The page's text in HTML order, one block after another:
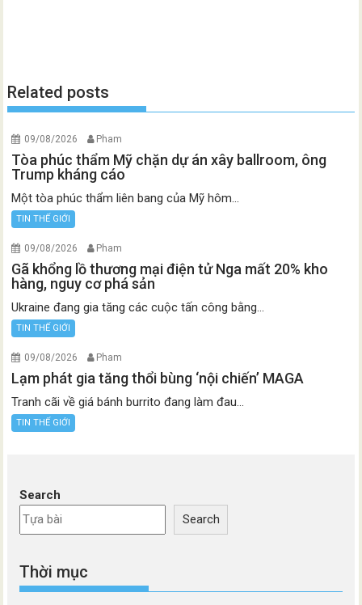
Related posts
09/08/2026 Pham
Tòa phúc thẩm Mỹ chặn dự án xây ballroom, ông
Trump kháng cáo
Một tòa phúc thẩm liên bang của Mỹ hôm...
TIN THẾ GIỚI
09/08/2026 Pham
Gã khổng lồ thương mại điện tử Nga mất 20% kho
hàng, nguy cơ phá sản
Ukraine đang gia tăng các cuộc tấn công bằng...
TIN THẾ GIỚI
09/08/2026 Pham
Lạm phát gia tăng thổi bùng ‘nội chiến’ MAGA
Tranh cãi về giá bánh burrito đang làm đau...
TIN THẾ GIỚI
Search
Search
Thời mục